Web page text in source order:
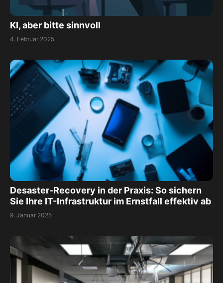
KI, aber bitte sinnvoll
4. Februar 2025
Desaster-Recovery in der Praxis: So sichern
Sie Ihre IT-Infrastruktur im Ernstfall effektiv ab
9. Januar 2025